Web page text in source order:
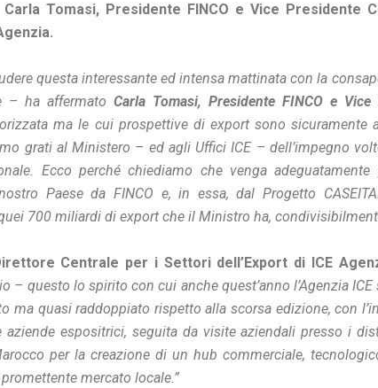
Carla Tomasi, Presidente FINCO e Vice Presidente
questa interessante ed intensa mattinata con la
– ha affermato Carla Tomasi, Presidente FINCO e
ma le cui prospettive di export sono
grati al Ministero – ed agli Uffici ICE – dell’impegno
Ecco perché chiediamo che venga
Paese da FINCO e, in essa, dal Progetto
700 miliardi di export che il Ministro ha,
Centrale per i Settori dell’Export di ICE
– questo lo spirito con cui anche quest’anno l’Agenzia
ma quasi raddoppiato rispetto alla scorsa edizione, con
espositrici, seguita da visite aziendali presso i
per la creazione di un hub commerciale,
mercato locale.”